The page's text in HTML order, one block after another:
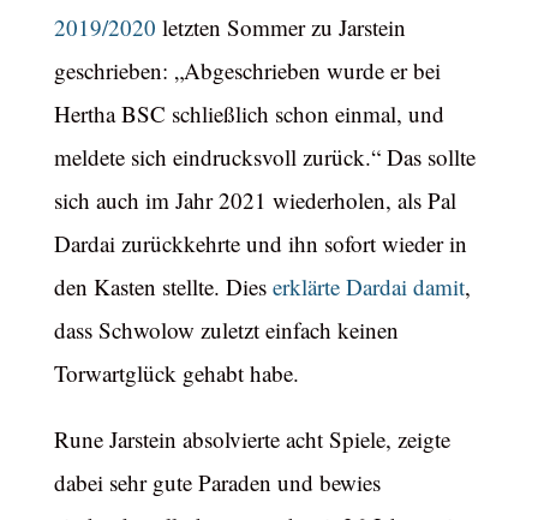
2019/2020 letzten Sommer zu Jarstein
geschrieben: „Abgeschrieben wurde er bei
Hertha BSC schließlich schon einmal, und
meldete sich eindrucksvoll zurück.“ Das sollte
sich auch im Jahr 2021 wiederholen, als Pal
Dardai zurückkehrte und ihn sofort wieder in
den Kasten stellte. Dies erklärte Dardai damit,
dass Schwolow zuletzt einfach keinen
Torwartglück gehabt habe.
Rune Jarstein absolvierte acht Spiele, zeigte
dabei sehr gute Paraden und bewies